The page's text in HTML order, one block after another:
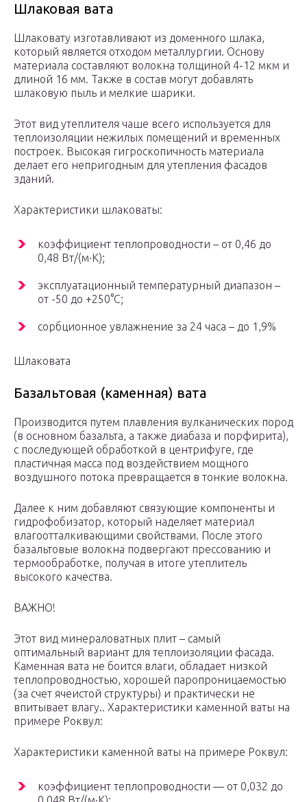
Шлаковая вата
Шлаковату изготавливают из доменного шлака,
который является отходом металлургии. Основу
материала составляют волокна толщиной 4-12 мкм и
длиной 16 мм. Также в состав могут добавлять
шлаковую пыль и мелкие шарики.
Этот вид утеплителя чаше всего используется для
теплоизоляции нежилых помещений и временных
построек. Высокая гигроскопичность материала
делает его непригодным для утепления фасадов
зданий.
Характеристики шлаковаты:
коэффициент теплопроводности – от 0,46 до
0,48 Вт/(м·K);
эксплуатационный температурный диапазон –
от -50 до +250°C;
сорбционное увлажнение за 24 часа – до 1,9%
Шлаковата
Базальтовая (каменная) вата
Производится путем плавления вулканических пород
(в основном базальта, а также диабаза и порфирита),
с последующей обработкой в центрифуге, где
пластичная масса под воздействием мощного
воздушного потока превращается в тонкие волокна.
Далее к ним добавляют связующие компоненты и
гидрофобизатор, который наделяет материал
влагоотталкивающими свойствами. После этого
базальтовые волокна подвергают прессованию и
термообработке, получая в итоге утеплитель
высокого качества.
ВАЖНО!
Этот вид минераловатных плит – самый
оптимальный вариант для теплоизоляции фасада.
Каменная вата не боится влаги, обладает низкой
теплопроводностью, хорошей паропроницаемостью
(за счет ячеистой структуры) и практически не
впитывает влагу.. Характеристики каменной ваты на
примере Роквул:
Характеристики каменной ваты на примере Роквул:
коэффициент теплопроводности — от 0,032 до